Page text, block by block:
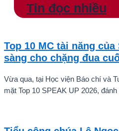
Tin đọc nhiều
Top 10 MC tài năng của
sàng cho chặng đua
Vừa qua, tại Học viện Báo chí và
mặt Top 10 SPEAK UP 2026,